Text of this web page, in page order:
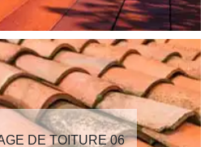
DE TOITURE 06